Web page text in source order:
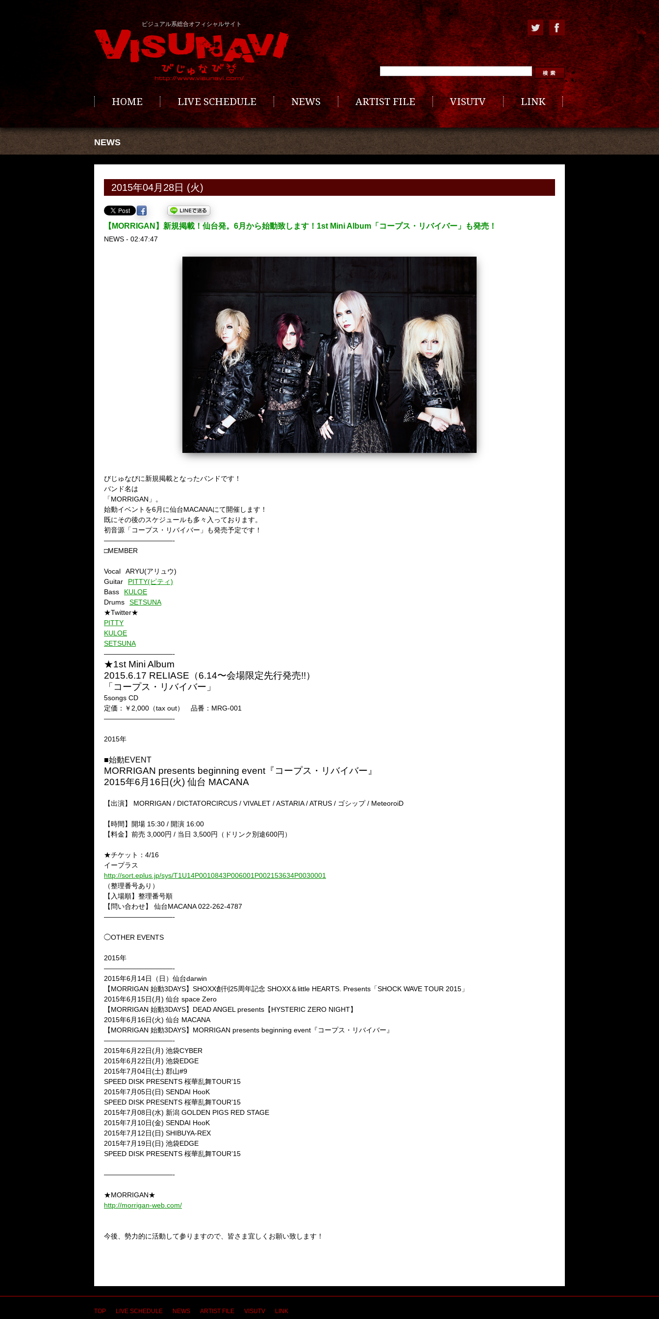
ビジュアル系総合オフィシャルサイト
HOME LIVE SCHEDULE NEWS ARTIST FILE VISUTV LINK
NEWS
2015年04月28日 (火)
【MORRIGAN】新規掲載！仙台発。6月から始動致します！1st Mini Album「コープス・リバイバー」も発売！
NEWS - 02:47:47
びじゅなびに新規掲載となったバンドです！
バンド名は
「MORRIGAN」。
始動イベントを6月に仙台MACANAにて開催します！
既にその後のスケジュールも多々入っております。
初音源「コープス・リバイバー」も発売予定です！
——————————-
□MEMBER
Vocal
ARYU(アリュウ)
Guitar
PITTY(ピティ)
Bass
KULOE
Drums
SETSUNA
★Twitter★
PITTY
KULOE
SETSUNA
——————————-
★1st Mini Album
2015.6.17 RELIASE（6.14〜会場限定先行発売!!）
「コープス・リバイバー」
5songs CD
定価：￥2,000（tax out） 品番：MRG-001
——————————-
2015年
■始動EVENT
MORRIGAN presents beginning event『コープス・リバイバー』
2015年6月16日(火) 仙台 MACANA
【出演】 MORRIGAN / DICTATORCIRCUS / VIVALET / ASTARIA / ATRUS / ゴシップ / MeteoroiD
【時間】開場 15:30 / 開演 16:00
【料金】前売 3,000円 / 当日 3,500円（ドリンク別途600円）
★チケット：4/16
イープラス
http://sort.eplus.jp/sys/T1U14P0010843P006001P002153634P0030001
（整理番号あり）
【入場順】整理番号順
【問い合わせ】 仙台MACANA 022-262-4787
——————————-
◯OTHER EVENTS
2015年
——————————-
2015年6月14日（日）仙台darwin
【MORRIGAN 始動3DAYS】SHOXX創刊25周年記念 SHOXX＆little HEARTS. Presents「SHOCK WAVE TOUR 2015」
2015年6月15日(月) 仙台 space Zero
【MORRIGAN 始動3DAYS】DEAD ANGEL presents【HYSTERIC ZERO NIGHT】
2015年6月16日(火) 仙台 MACANA
【MORRIGAN 始動3DAYS】MORRIGAN presents beginning event『コープス・リバイバー』
——————————-
2015年6月22日(月) 池袋CYBER
2015年6月22日(月) 池袋EDGE
2015年7月04日(土) 郡山#9
SPEED DISK PRESENTS 桜華乱舞TOUR’15
2015年7月05日(日) SENDAI HooK
SPEED DISK PRESENTS 桜華乱舞TOUR’15
2015年7月08日(水) 新潟 GOLDEN PIGS RED STAGE
2015年7月10日(金) SENDAI HooK
2015年7月12日(日) SHIBUYA-REX
2015年7月19日(日) 池袋EDGE
SPEED DISK PRESENTS 桜華乱舞TOUR’15
——————————-
★MORRIGAN★
http://morrigan-web.com/
今後、勢力的に活動して参りますので、皆さま宜しくお願い致します！
TOP LIVE SCHEDULE NEWS ARTIST FILE VISUTV LINK